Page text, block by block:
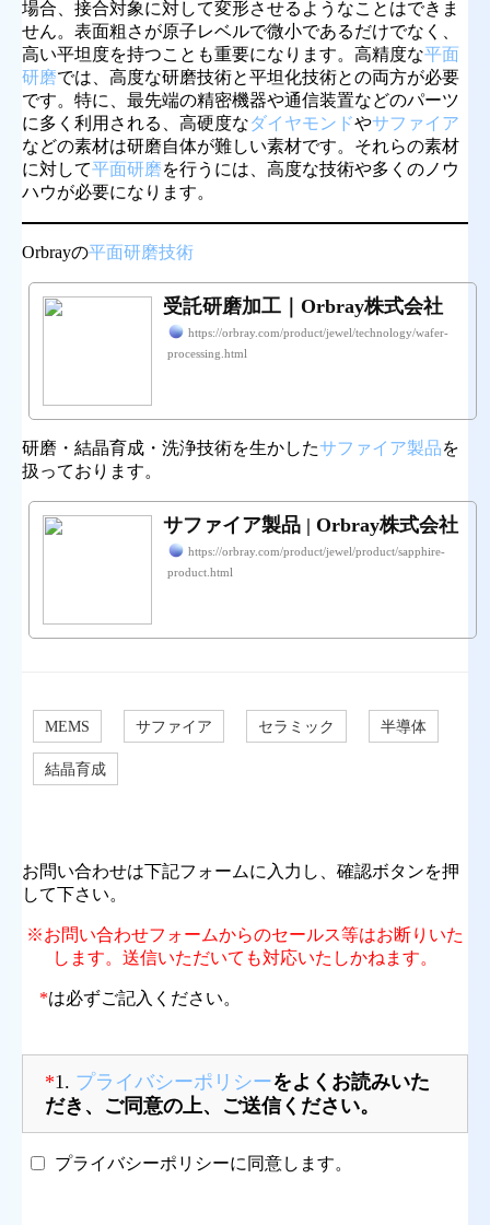
場合、接合対象に対して変形させるようなことはできま
せん。表面粗さが原子レベルで微小であるだけでなく、
高い平坦度を持つことも重要になります。高精度な平面
研磨では、高度な研磨技術と平坦化技術との両方が必要
です。特に、最先端の精密機器や通信装置などのパーツ
に多く利用される、高硬度なダイヤモンドやサファイア
などの素材は研磨自体が難しい素材です。それらの素材
に対して平面研磨を行うには、高度な技術や多くのノウ
ハウが必要になります。
Orbrayの平面研磨技術
受託研磨加工｜Orbray株式会社
https://orbray.com/product/jewel/technology/wafer-
processing.html
研磨・結晶育成・洗浄技術を生かしたサファイア製品を
扱っております。
サファイア製品 | Orbray株式会社
https://orbray.com/product/jewel/product/sapphire-
product.html
MEMS サファイア セラミック 半導体
結晶育成
お問い合わせは下記フォームに入力し、確認ボタンを押
して下さい。
※お問い合わせフォームからのセールス等はお断りいた
します。送信いただいても対応いたしかねます。
*は必ずご記入ください。
*1. プライバシーポリシーをよくお読みいた
だき、ご同意の上、ご送信ください。
プライバシーポリシーに同意します。